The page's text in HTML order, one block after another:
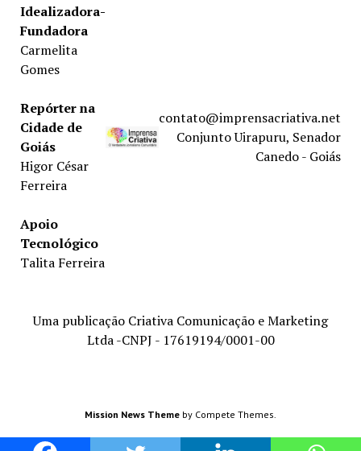
Idealizadora-
Fundadora
Carmelita
Gomes
Repórter na
Cidade de
Goiás
Higor César
Ferreira
Apoio
Tecnológico
Talita Ferreira
contato@imprensacriativa.net
Conjunto Uirapuru, Senador
Canedo - Goiás
Uma publicação Criativa Comunicação e Marketing
Ltda -CNPJ - 17619194/0001-00
Mission News Theme by Compete Themes.